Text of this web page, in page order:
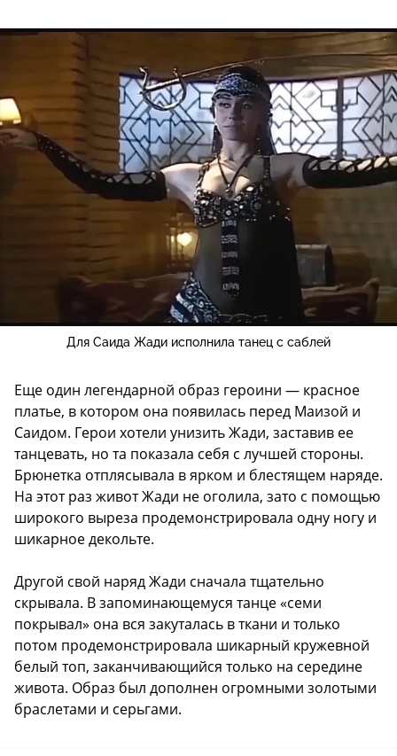
Для Саида Жади исполнила танец с саблей
Еще один легендарной образ героини — красное
платье, в котором она появилась перед Маизой и
Саидом. Герои хотели унизить Жади, заставив ее
танцевать, но та показала себя с лучшей стороны.
Брюнетка отплясывала в ярком и блестящем наряде.
На этот раз живот Жади не оголила, зато с помощью
широкого выреза продемонстрировала одну ногу и
шикарное декольте.
Другой свой наряд Жади сначала тщательно
скрывала. В запоминающемуся танце «семи
покрывал» она вся закуталась в ткани и только
потом продемонстрировала шикарный кружевной
белый топ, заканчивающийся только на середине
живота. Образ был дополнен огромными золотыми
браслетами и серьгами.